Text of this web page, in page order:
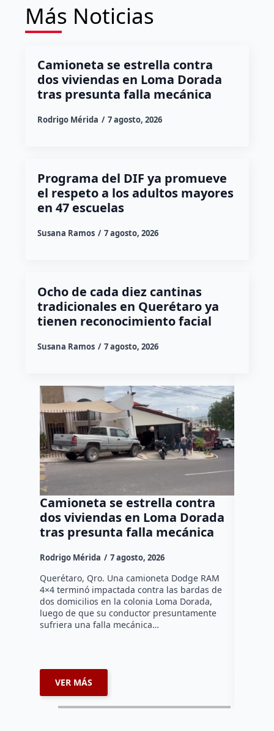
Más Noticias
Camioneta se estrella contra
dos viviendas en Loma Dorada
tras presunta falla mecánica
Rodrigo Mérida 7 agosto, 2026
Programa del DIF ya promueve
el respeto a los adultos mayores
en 47 escuelas
Susana Ramos 7 agosto, 2026
Ocho de cada diez cantinas
tradicionales en Querétaro ya
tienen reconocimiento facial
Susana Ramos 7 agosto, 2026
Camioneta se estrella contra
dos viviendas en Loma Dorada
tras presunta falla mecánica
Rodrigo Mérida 7 agosto, 2026
Querétaro, Qro. Una camioneta Dodge RAM
4×4 terminó impactada contra las bardas de
dos domicilios en la colonia Loma Dorada,
luego de que su conductor presuntamente
sufriera una falla mecánica…
VER MÁS